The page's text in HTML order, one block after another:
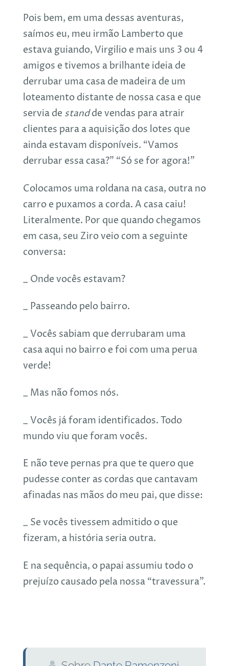
Pois bem, em uma dessas aventuras,
saímos eu, meu irmão Lamberto que
estava guiando, Virgilio e mais uns 3 ou 4
amigos e tivemos a brilhante ideia de
derrubar uma casa de madeira de um
loteamento distante de nossa casa e que
servia de standde vendas para atrair
clientes para a aquisição dos lotes que
ainda estavam disponíveis. “Vamos
derrubar essa casa?” “Só se for agora!”
Colocamos uma roldana na casa, outra no
carro e puxamos a corda. A casa caiu!
Literalmente. Por que quando chegamos
em casa, seu Ziro veio com a seguinte
conversa:
_ Onde vocês estavam?
_ Passeando pelo bairro.
_ Vocês sabiam que derrubaram uma
casa aqui no bairro e foi com uma perua
verde!
_ Mas não fomos nós.
_ Vocês já foram identificados. Todo
mundo viu que foram vocês.
E não teve pernas pra que te quero que
pudesse conter as cordas que cantavam
afinadas nas mãos do meu pai, que disse:
_ Se vocês tivessem admitido o que
fizeram, a história seria outra.
E na sequência, o papai assumiu todo o
prejuízo causado pela nossa “travessura”.